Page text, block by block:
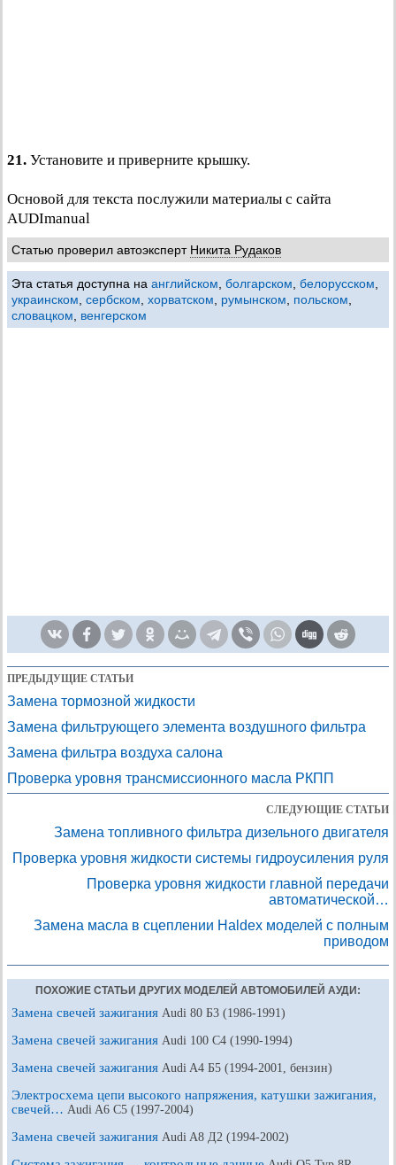
21. Установите и приверните крышку.
Основой для текста послужили материалы с сайта
AUDImanual
Статью проверил автоэксперт Никита Рудаков
Эта статья доступна на английском болгарском белорусском
украинском сербском хорватском румынском польском
словацком
венгерском
ПРЕДЫДУЩИЕ СТАТЬИ
Замена тормозной жидкости
Замена фильтрующего элемента воздушного фильтра
Замена фильтра воздуха салона
Проверка уровня трансмиссионного масла РКПП
СЛЕДУЮЩИЕ СТАТЬИ
Замена топливного фильтра дизельного двигателя
Проверка уровня жидкости системы гидроусиления руля
Проверка уровня жидкости главной передачи
автоматической…
Замена масла в сцеплении Haldex моделей с полным
приводом
ПОХОЖИЕ СТАТЬИ ДРУГИХ МОДЕЛЕЙ АВТОМОБИЛЕЙ АУДИ:
Замена свечей зажигания Audi 80 Б3 (1986-1991)
Замена свечей зажигания Audi 100 С4 (1990-1994)
Замена свечей зажигания Audi A4 Б5 (1994-2001, бензин)
Электросхема цепи высокого напряжения, катушки зажигания,
свечей… Audi A6 С5 (1997-2004)
Замена свечей зажигания Audi A8 Д2 (1994-2002)